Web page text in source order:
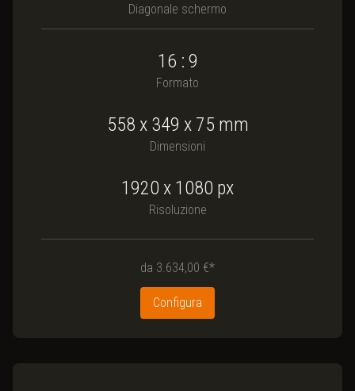
Diagonale schermo
Formato
16 : 9
Dimensioni
558 x 349 x 75 mm
Risoluzione
1920 x 1080 px
da 3.634,00 €*
Configura